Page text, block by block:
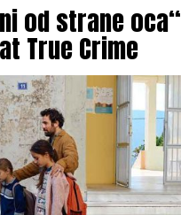
od strane
True Crime